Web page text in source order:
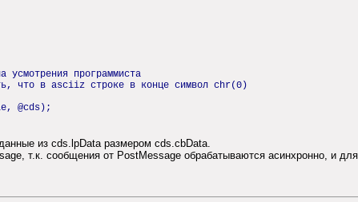
программиста
что в asciiz строке в конце символ chr(0)
@cds);
из cds.lpData размером cds.cbData.
т.к. сообщения от PostMessage обрабатываются асинхронно, и